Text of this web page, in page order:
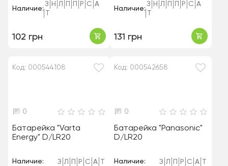
Наличие:
З Н Л Р С А
102 грн
Наличие:
З Н Л Р С А
131 грн
Код: 000544108
0
Батарейка "Varta
Energy" D/LR20
Наличие: З Л Р С А
Код: 000542658
0
Батарейка "Panasonic"
D/LR20
Наличие: З Л Р С А